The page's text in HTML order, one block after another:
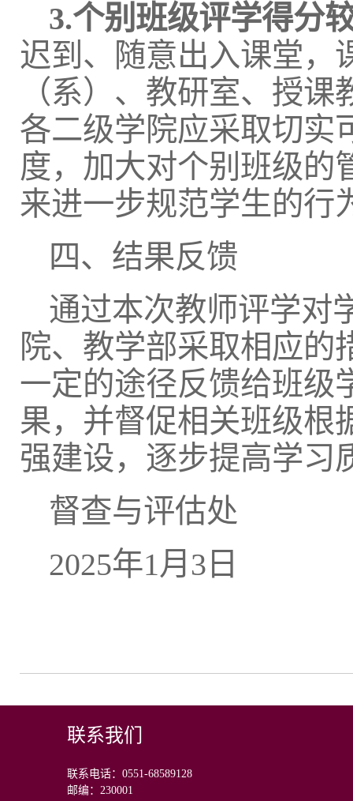
3.个别班级评学得分
迟到、随意出入课堂，
（系）、教研室、授
各二级学院应采取切实
度，加大对个别班级的
来进一步规范学生的行
四、结果反馈
通过本次教师评学对
院、教学部采取相应的
一定的途径反馈给班级
果，并督促相关班级根
强建设，逐步提高学习
督查与评估处
2025年1月3日
联系我们
联系电话：0551-68589128
邮编：230001